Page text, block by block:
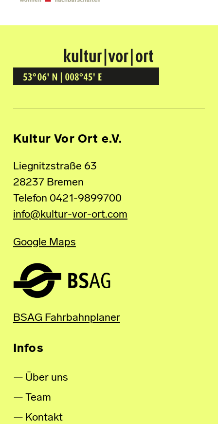
Kultur Vor Ort
BREMEN GRÖPELINGEN
Kultur Vor Ort e.V.
Liegnitzstraße 63
28237 Bremen
Telefon 0421-9899700
info@kultur-vor-ort.com
Google Maps
BSAG Fahrbahnplaner
Infos
Über uns
Team
Kontakt